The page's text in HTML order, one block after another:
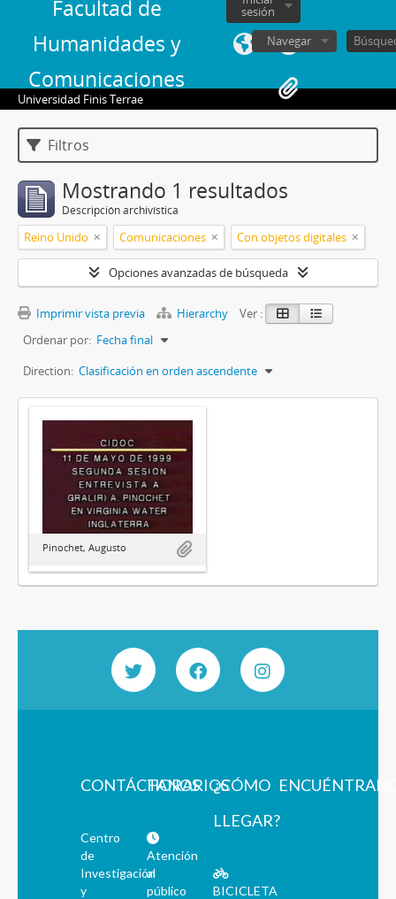
Facultad de
Humanidades y
Comunicaciones
sesión
Navegar
Universidad Finis Terrae
Filtros
Mostrando 1 resultados
Descripción archivística
Reino Unido Comunicaciones Con objetos digitales
Opciones avanzadas de búsqueda
Imprimir vista previa Hierarchy
Ver :
Ordenar por: Fecha final
Direction: Clasificación en orden ascendente
Pinochet, Augusto
CONTÁCTANOS
Centro
de
Investigación
y
HORARIOS
Atención
al
público
¿CÓMO
LLEGAR?
BICICLETA